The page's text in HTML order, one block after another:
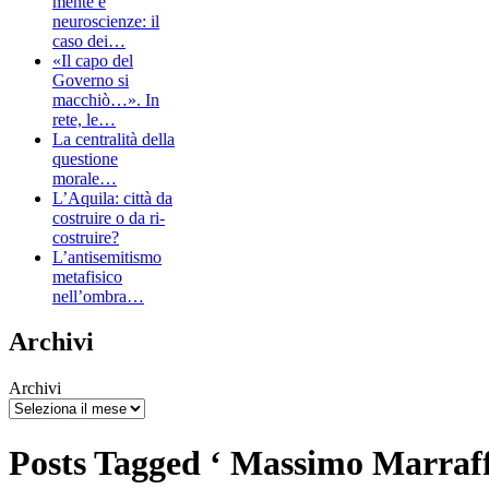
neuroscienze: il
caso dei…
«Il capo del
Governo si
macchiò…». In
rete, le…
La centralità della
questione
morale…
L’Aquila: città da
costruire o da ri-
costruire?
L’antisemitismo
metafisico
nell’ombra…
Archivi
Archivi
Posts Tagged ‘ Massimo